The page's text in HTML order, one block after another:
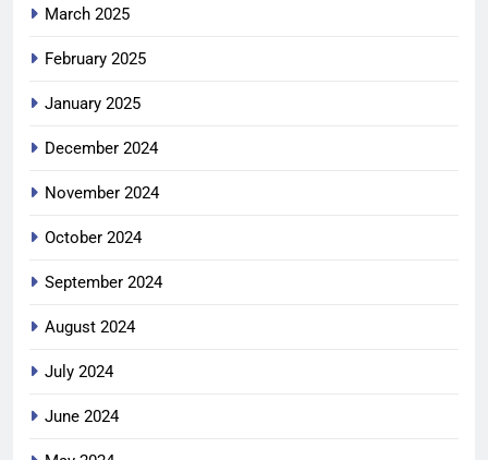
March 2025
February 2025
January 2025
December 2024
November 2024
October 2024
September 2024
August 2024
July 2024
June 2024